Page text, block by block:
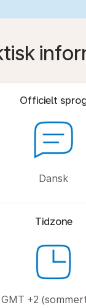
Officielt
Dansk
Tidzone
GMT +2